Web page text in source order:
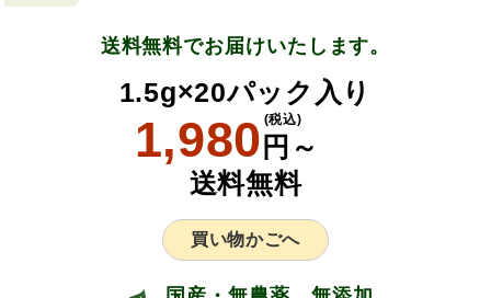
送料無料でお届けいたします。
1.5g×20パック入り
1,980 円～
(税込)
送料無料
買い物かごへ